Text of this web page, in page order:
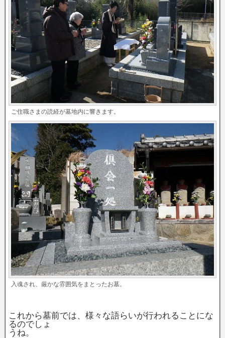
ご住職さまの読経が墓地内に響きます。
入魂され、厳かな雰囲気をまとったお墓。
これから墓前では、様々な語らいが行われることにな
るのでしょ
うね。